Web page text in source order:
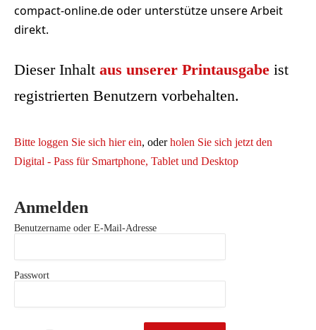
compact-online.de oder unterstütze unsere Arbeit
direkt.
Dieser Inhalt aus unserer Printausgabe ist
registrierten Benutzern vorbehalten.
Bitte loggen Sie sich hier ein, oderholen Sie sich jetzt den
Digital - Pass für Smartphone, Tablet und Desktop
Anmelden
Benutzername oder E-Mail-Adresse
Passwort